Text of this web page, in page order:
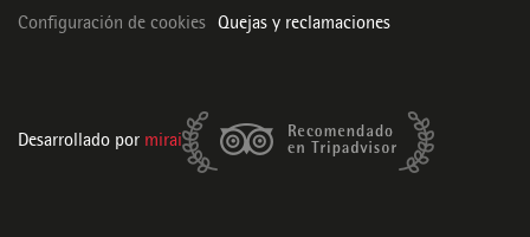
Configuración de cookies Quejas y reclamaciones
Desarrollado por mirai